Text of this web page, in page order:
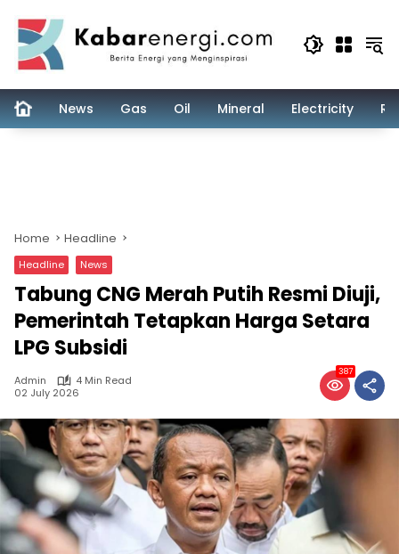
content
News Gas Oil Mineral Electricity
Home Headline
Headline News
Tabung CNG Merah Putih Resmi Diuji,
Pemerintah Tetapkan Harga Setara
LPG Subsidi
Admin
4 Min Read
02 July 2026
387